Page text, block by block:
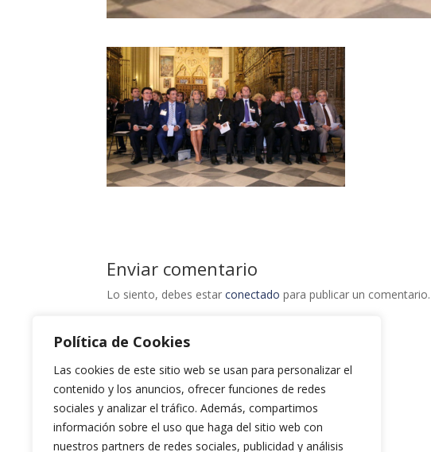
Política de Cookies
Las cookies de este sitio web se usan para personalizar el
contenido y los anuncios, ofrecer funciones de redes
sociales y analizar el tráfico. Además, compartimos
información sobre el uso que haga del sitio web con
nuestros partners de redes sociales, publicidad y análisis
Enviar comentario
Lo siento, debes estarconectado para publicar un comentario.